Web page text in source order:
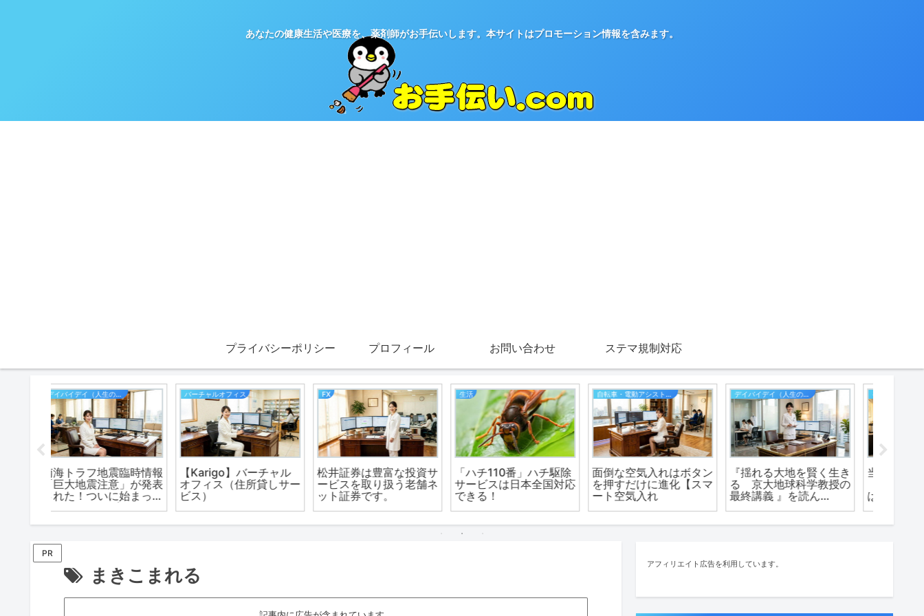
あなたの健康生活や医療を、薬剤師がお手伝いします。本サイトはプロモーション情報を含みます。
プライバシーポリシー プロフィール お問い合わせ ステマ規制対応
インターネット
当サイトが利用している
「エックスサーバー」
は、コスパに優れた環
境。
エンタメ
【イケベ楽器店オンライ
ンストア】日本最大級の
楽器専門店！
ダイエット・サポート
ランニングとウォーキン
グ。どちらがいいの？
単身終活と断捨離
終活と相続のまどぐち
【単身のエンディング・
身元保証人など】
お医者さんの転職
ドクターの求人。医師の
転職サイト【民間医局】
インターネット
「ココナラ」でキャラ、
アイコン、似顔絵の制作
や、お悩み相談まで依頼
できる
PR
まきこまれる
アフィリエイト広告を利用しています。